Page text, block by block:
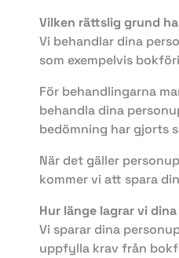
Vilken rättslig grund
Vi behandlar dina
som exempelvis
För behandlingarna
behandla dina
bedömning har gjorts
När det gäller
kommer vi att spara
Hur länge lagrar vi
Vi sparar dina
uppfylla krav från